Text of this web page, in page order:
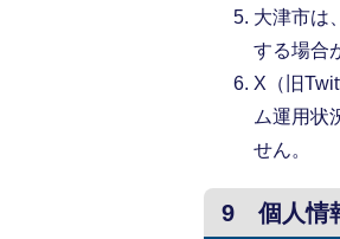
大津市は
する場合
X（旧
ム運用状
せん。
9 個人情